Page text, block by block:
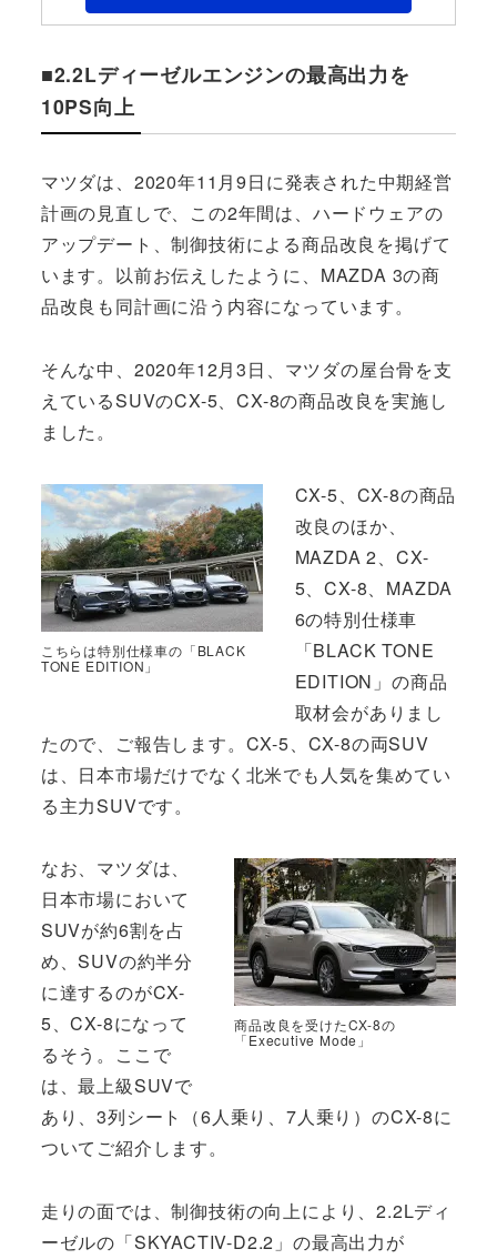
■2.2Lディーゼルエンジンの最高出力を
10PS向上
マツダは、2020年11月9日に発表された中期経営
計画の見直しで、この2年間は、ハードウェアの
アップデート、制御技術による商品改良を掲げて
います。以前お伝えしたように、MAZDA 3の商
品改良も同計画に沿う内容になっています。
そんな中、2020年12月3日、マツダの屋台骨を支
えているSUVのCX-5、CX-8の商品改良を実施し
ました。
こちらは特別仕様車の「BLACK
TONE EDITION」
CX-5、CX-8の商品
改良のほか、
MAZDA 2、CX-
5、CX-8、MAZDA
6の特別仕様車
「BLACK TONE
EDITION」の商品
取材会がありまし
たので、ご報告します。CX-5、CX-8の両SUV
は、日本市場だけでなく北米でも人気を集めてい
る主力SUVです。
商品改良を受けたCX-8の
「Executive Mode」
なお、マツダは、
日本市場において
SUVが約6割を占
め、SUVの約半分
に達するのがCX-
5、CX-8になって
るそう。ここで
は、最上級SUVで
あり、3列シート（6人乗り、7人乗り）のCX-8に
ついてご紹介します。
走りの面では、制御技術の向上により、2.2Lディ
ーゼルの「SKYACTIV-D2.2」の最高出力が